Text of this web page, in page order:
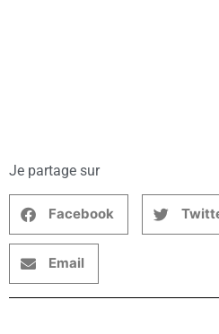
Je partage sur
Facebook
Email